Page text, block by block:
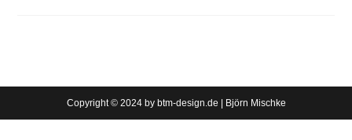
Copyright © 2024 by btm-design.de | Björn Mischke